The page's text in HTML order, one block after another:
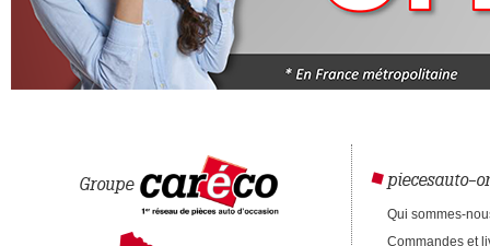
Groupe piecesauto-
Qui sommes-
Commandes et